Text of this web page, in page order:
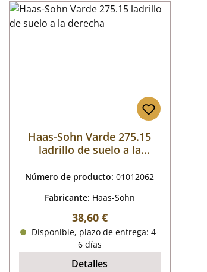
Haas-Sohn Varde 275.15
ladrillo de suelo a la
Número de producto:01012062
Fabricante: Haas-Sohn
Precio normal:
38,60 €
Disponible, plazo de entrega: 4-
6 días
Detalles